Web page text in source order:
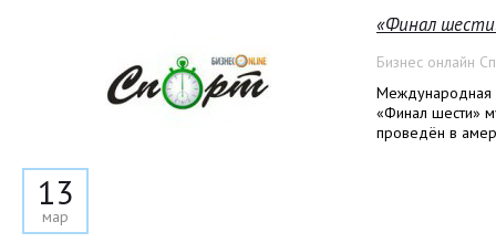
13
мар
«Финал
Бизнес онлайн
Международная
«Финал шести»
проведён в